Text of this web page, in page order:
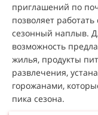
приглашений по
позволяет
сезонный наплыв.
возможность
жилья, продукты
развлечения,
горожанами,
пика сезона.